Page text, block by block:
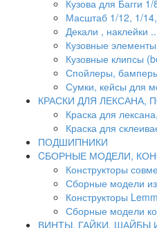
Кузова для Багги
Масштаб 1/12, 1/
Декали , наклейки
Кузовные
Кузовные клипсы
Спойлеры,
Сумки, кейсы для
КРАСКИ ДЛЯ ЛЕКСАНА,
Краска для
Краска для
ПОДШИПНИКИ
CБОРНЫЕ МОДЕЛИ,
Конструкторы
Сборные модели
Конструкторы
Сборные модели
ВИНТЫ, ГАЙКИ, ШАЙБЫ